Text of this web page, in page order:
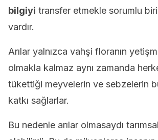
bilgiyi transfer etmekle sorumlu
vardır.
Arılar yalnızca vahşi floranın
olmakla kalmaz aynı zamanda
tükettiği meyvelerin ve sebzelerin
katkı sağlarlar.
Bu nedenle arılar olmasaydı